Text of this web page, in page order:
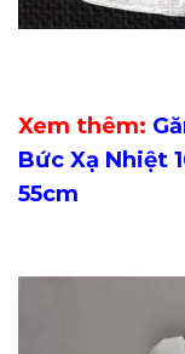
Xem thêm:
Bức Xạ Nhiệt
55cm